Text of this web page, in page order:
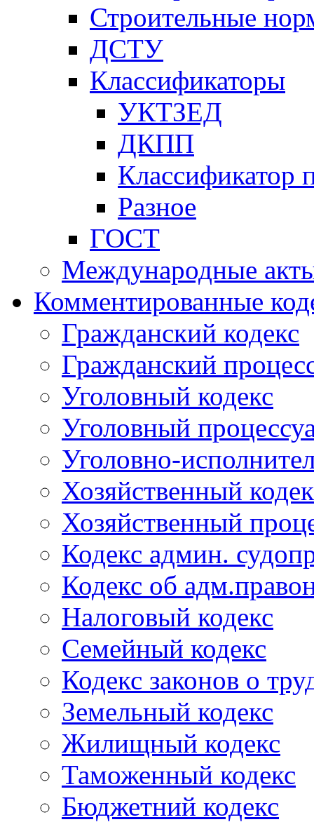
Строительные
ДСТУ
Классификаторы
УКТЗЕД
ДКПП
Классификатор
Разное
ГОСТ
Международные
Комментированные
Гражданский кодекс
Гражданский
Уголовный кодекс
Уголовный
Уголовно-
Хозяйственный
Хозяйственный
Кодекс админ.
Кодекс об
Налоговый кодекс
Семейный кодекс
Кодекс законов о
Земельный кодекс
Жилищный кодекс
Таможенный кодекс
Бюджетний кодекс